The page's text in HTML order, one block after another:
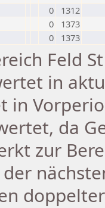
0
1312
0
1373
0 1373
Feld
in
in
da
zur